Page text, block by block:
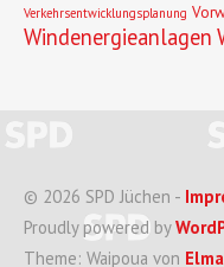
Verkehrsentwicklungsplanung
Windenergieanlagen
© 2026 SPD Jüchen -
Proudly powered by
Theme: Waipoua von